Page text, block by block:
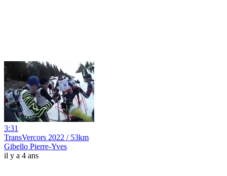
3:31
TransVercors 2022 / 53km
Gibello Pierre-Yves
il y a 4 ans